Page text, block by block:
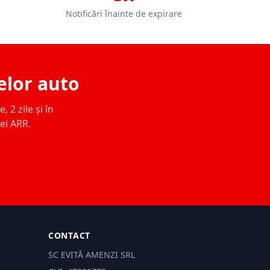
Notificări înainte de expirare
auto
2 zile și în
ARR.
CONTACT
SC EVITĂ AMENZI SRL